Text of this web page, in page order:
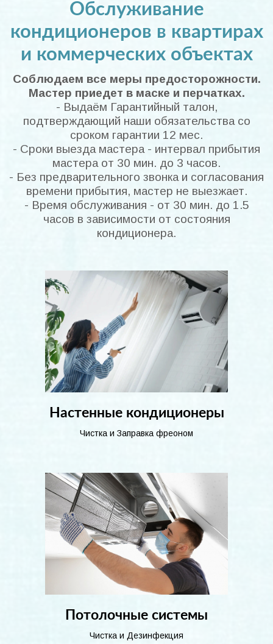
Обслуживание
кондиционеров в квартирах
и коммерческих объектах
Соблюдаем все меры предосторожности.
Мастер приедет в маске и перчатках.
- Выдаём Гарантийный талон,
подтверждающий наши обязательства со
сроком гарантии 12 мес.
- Сроки выезда мастера - интервал прибытия
мастера от 30 мин. до 3 часов.
- Без предварительного звонка и согласования
времени прибытия, мастер не выезжает.
- Время обслуживания - от 30 мин. до 1.5
часов в зависимости от состояния
кондиционера.
Настенные кондиционеры
Чистка и Заправка фреоном
Потолочные системы
Чистка и Дезинфекция